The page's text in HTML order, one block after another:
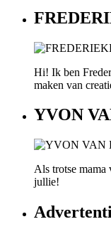
Hi! Ik ben
maken van
YVON
Als trotse
jullie!